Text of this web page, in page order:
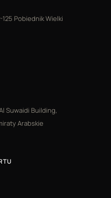
Pobiednik Wielki
Suwaidi Building,
Arabskie